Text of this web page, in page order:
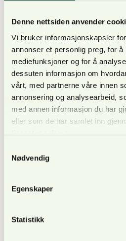
Denne nettsiden anvender
Vi bruker informasjonskapsler
annonser et personlig preg, for
mediefunksjoner og for å
dessuten informasjon om
vårt, med partnerne våre innen
annonsering og analysearbeid,
med annen informasjon du har
eller som de har samlet inn
Nødvendig
Egenskaper
Statistikk
Fornybar energi i landbruket:
BIONOVA
I det reviderte budsjettet får
kroner ekstra til
landbruket. Det var i
ble ikke etablert før i år.
– Det er gledelig å se at
vært svært etterspurt av